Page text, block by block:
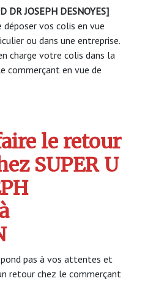
DR JOSEPH DESNOYES]
vos colis en vue
ou dans une entreprise.
charge votre colis dans la
commerçant en vue de
le retour
SUPER U
pas à vos attentes et
retour chez le commerçant